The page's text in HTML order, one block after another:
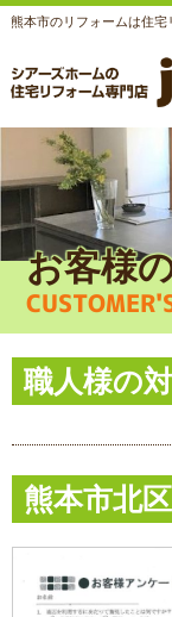
熊本市のリフォームは住
お客様
職人様の
熊本市北